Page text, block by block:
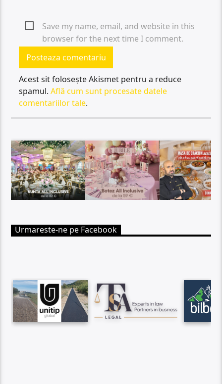
Save my name, email, and website in this
browser for the next time I comment.
Acest sit folosește Akismet pentru a reduce
spamul.Află cum sunt procesate datele
comentariilor tale.
Urmareste-ne pe Facebook